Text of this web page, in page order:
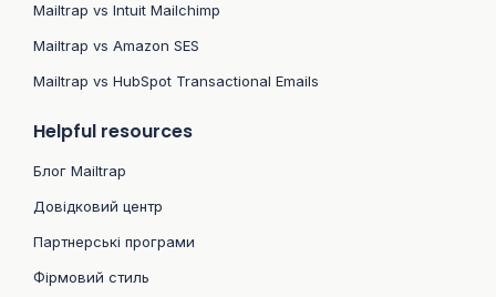
Mailtrap vs Intuit Mailchimp
Mailtrap vs Amazon SES
Mailtrap vs HubSpot Transactional Emails
Helpful resources
Блог Mailtrap
Довідковий центр
Партнерські програми
Фірмовий стиль